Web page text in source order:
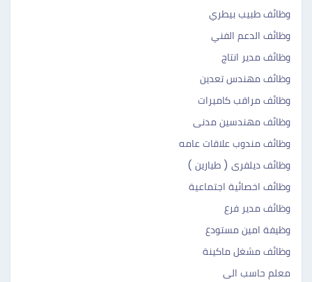
وظائف طبيب بيطري
وظائف الدعم الفني
وظائف مدير انتاج
وظائف مهندس تعدين
وظائف مراقب كاميرات
وظائف مهندسين مدنى
وظائف مندوب علاقات عامه
وظائف ديلفرى ( طيارين )
وظائف اخصائية اجتماعية
وظائف مدير فرع
وظيفة امين مستودع
وظائف مشغل ماكينة
معلم حاسب الى